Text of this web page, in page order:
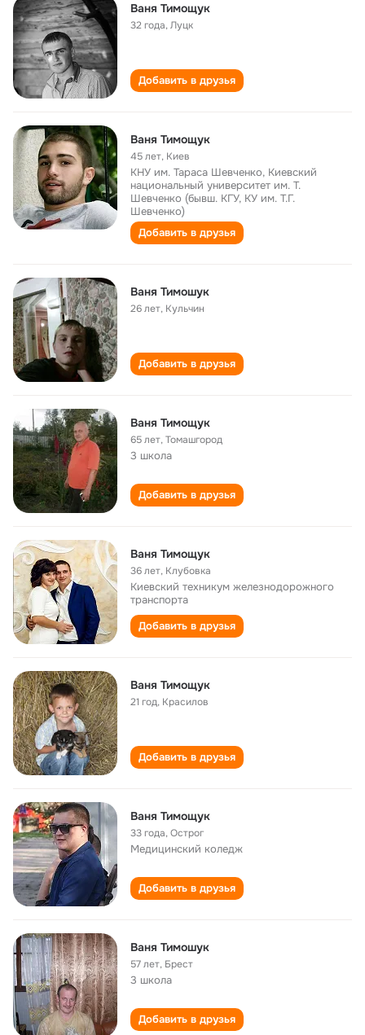
Ваня Тимощук
32 года,Луцк
Добавить в друзья
Ваня Тимощук
45 лет, Киев
КНУ им. Тараса Шевченко, Киевский
национальный университет им. Т.
Шевченко (бывш. КГУ, КУ им. Т.Г.
Шевченко)
Добавить в друзья
Ваня Тимошук
26 лет, Кульчин
Добавить в друзья
Ваня Тимощук
65 лет,Томашгород
3 школа
Добавить в друзья
Ваня Тимощук
36 лет, Клубовка
Киевский техникум железнодорожного
транспорта
Добавить в друзья
Ваня Тимощук
21 год, Красилов
Добавить в друзья
Ваня Тимощук
33 года,Острог
Медицинский коледж
Добавить в друзья
Ваня Тимошук
57 лет, Брест
3 школа
Добавить в друзья